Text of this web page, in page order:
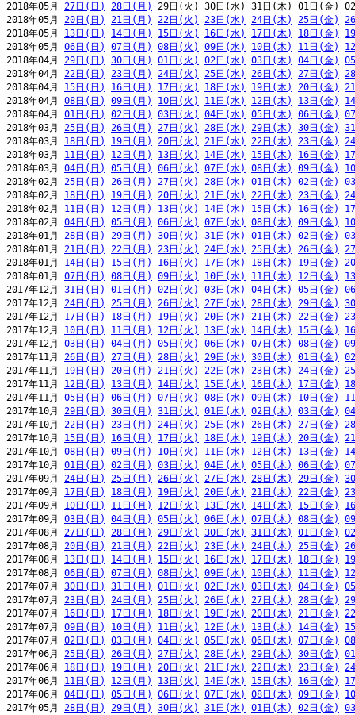
2018年05月 27日(日) 28日(月)
29日(火) 30日(水) 31日(木) 01日(金)
2018年05月 20日(日) 21日(月) 22日(火) 23日(水) 24日(木) 25日(金)
2018年05月 13日(日) 14日(月) 15日(火) 16日(水) 17日(木) 18日(金)
2018年05月 06日(日) 07日(月) 08日(火) 09日(水) 10日(木) 11日(金)
2018年04月 29日(日) 30日(月) 01日(火) 02日(水) 03日(木) 04日(金)
2018年04月 22日(日) 23日(月) 24日(火) 25日(水) 26日(木) 27日(金)
2018年04月 15日(日) 16日(月) 17日(火) 18日(水) 19日(木) 20日(金)
2018年04月 08日(日) 09日(月) 10日(火) 11日(水) 12日(木) 13日(金)
2018年04月 01日(日) 02日(月) 03日(火) 04日(水) 05日(木) 06日(金)
2018年03月 25日(日) 26日(月) 27日(火) 28日(水) 29日(木) 30日(金)
2018年03月 18日(日) 19日(月) 20日(火) 21日(水) 22日(木) 23日(金)
2018年03月 11日(日) 12日(月) 13日(火) 14日(水) 15日(木) 16日(金)
2018年03月 04日(日) 05日(月) 06日(火) 07日(水) 08日(木) 09日(金)
2018年02月 25日(日) 26日(月) 27日(火) 28日(水) 01日(木) 02日(金)
2018年02月 18日(日) 19日(月) 20日(火) 21日(水) 22日(木) 23日(金)
2018年02月 11日(日) 12日(月) 13日(火) 14日(水) 15日(木) 16日(金)
2018年02月 04日(日) 05日(月) 06日(火) 07日(水) 08日(木) 09日(金)
2018年01月 28日(日) 29日(月) 30日(火) 31日(水) 01日(木) 02日(金)
2018年01月 21日(日) 22日(月) 23日(火) 24日(水) 25日(木) 26日(金)
2018年01月 14日(日) 15日(月) 16日(火) 17日(水) 18日(木) 19日(金)
2018年01月 07日(日) 08日(月) 09日(火) 10日(水) 11日(木) 12日(金)
2017年12月 31日(日) 01日(月) 02日(火) 03日(水) 04日(木) 05日(金)
2017年12月 24日(日) 25日(月) 26日(火) 27日(水) 28日(木) 29日(金)
2017年12月 17日(日) 18日(月) 19日(火) 20日(水) 21日(木) 22日(金)
2017年12月 10日(日) 11日(月) 12日(火) 13日(水) 14日(木) 15日(金)
2017年12月 03日(日) 04日(月) 05日(火) 06日(水) 07日(木) 08日(金)
2017年11月 26日(日) 27日(月) 28日(火) 29日(水) 30日(木) 01日(金)
2017年11月 19日(日) 20日(月) 21日(火) 22日(水) 23日(木) 24日(金)
2017年11月 12日(日) 13日(月) 14日(火) 15日(水) 16日(木) 17日(金)
2017年11月 05日(日) 06日(月) 07日(火) 08日(水) 09日(木) 10日(金)
2017年10月 29日(日) 30日(月) 31日(火) 01日(水) 02日(木) 03日(金)
2017年10月 22日(日) 23日(月) 24日(火) 25日(水) 26日(木) 27日(金)
2017年10月 15日(日) 16日(月) 17日(火) 18日(水) 19日(木) 20日(金)
2017年10月 08日(日) 09日(月) 10日(火) 11日(水) 12日(木) 13日(金)
2017年10月 01日(日) 02日(月) 03日(火) 04日(水) 05日(木) 06日(金)
2017年09月 24日(日) 25日(月) 26日(火) 27日(水) 28日(木) 29日(金)
2017年09月 17日(日) 18日(月) 19日(火) 20日(水) 21日(木) 22日(金)
2017年09月 10日(日) 11日(月) 12日(火) 13日(水) 14日(木) 15日(金)
2017年09月 03日(日) 04日(月) 05日(火) 06日(水) 07日(木) 08日(金)
2017年08月 27日(日) 28日(月) 29日(火) 30日(水) 31日(木) 01日(金)
2017年08月 20日(日) 21日(月) 22日(火) 23日(水) 24日(木) 25日(金)
2017年08月 13日(日) 14日(月) 15日(火) 16日(水) 17日(木) 18日(金)
2017年08月 06日(日) 07日(月) 08日(火) 09日(水) 10日(木) 11日(金)
2017年07月 30日(日) 31日(月) 01日(火) 02日(水) 03日(木) 04日(金)
2017年07月 23日(日) 24日(月) 25日(火) 26日(水) 27日(木) 28日(金)
2017年07月 16日(日) 17日(月) 18日(火) 19日(水) 20日(木) 21日(金)
2017年07月 09日(日) 10日(月) 11日(火) 12日(水) 13日(木) 14日(金)
2017年07月 02日(日) 03日(月) 04日(火) 05日(水) 06日(木) 07日(金)
2017年06月 25日(日) 26日(月) 27日(火) 28日(水) 29日(木) 30日(金)
2017年06月 18日(日) 19日(月) 20日(火) 21日(水) 22日(木) 23日(金)
2017年06月 11日(日) 12日(月) 13日(火) 14日(水) 15日(木) 16日(金)
2017年06月 04日(日) 05日(月) 06日(火) 07日(水) 08日(木) 09日(金)
2017年05月 28日(日) 29日(月) 30日(火) 31日(水) 01日(木) 02日(金)